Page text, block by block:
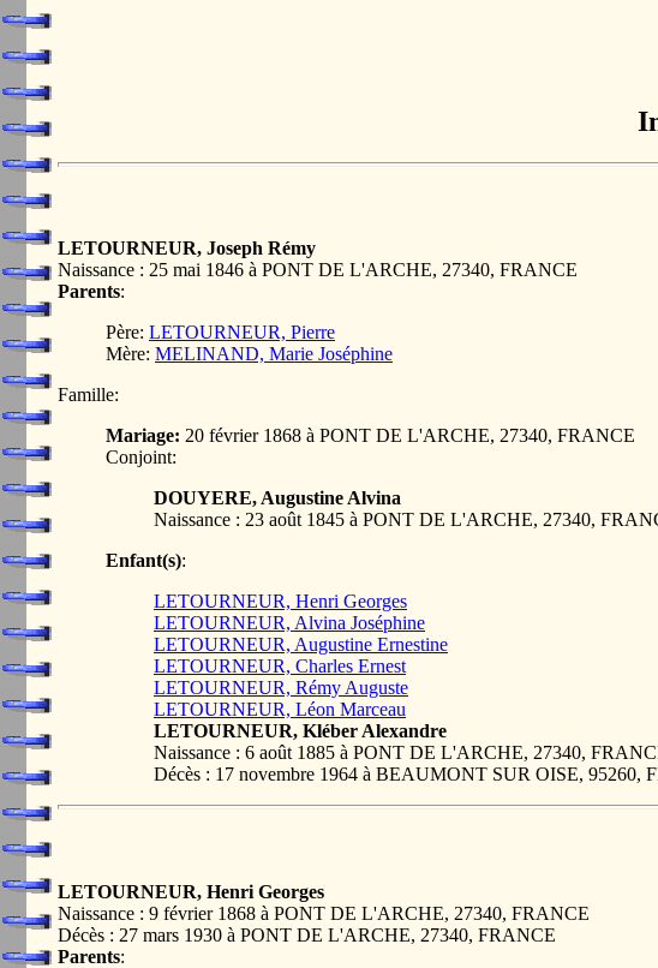
LETOURNEUR, Joseph Rémy
Naissance : 25 mai 1846 à PONT DE L'ARCHE, 27340, FRANCE
Parents:
Père: LETOURNEUR, Pierre
Mère: MELINAND, Marie Joséphine
Famille:
Mariage: 20 février 1868 à PONT DE L'ARCHE, 27340, FRANCE
Conjoint:
DOUYERE, Augustine Alvina
Naissance : 23 août 1845 à PONT DE L'ARCHE, 27340,
Enfant(s):
LETOURNEUR, Henri Georges
LETOURNEUR, Alvina Joséphine
LETOURNEUR, Augustine Ernestine
LETOURNEUR, Charles Ernest
LETOURNEUR, Rémy Auguste
LETOURNEUR, Léon Marceau
LETOURNEUR, Kléber Alexandre
Naissance : 6 août 1885 à PONT DE L'ARCHE, 27340,
Décès : 17 novembre 1964 à BEAUMONT SUR OISE, 95260,
LETOURNEUR, Henri Georges
Naissance : 9 février 1868 à PONT DE L'ARCHE, 27340, FRANCE
Décès : 27 mars 1930 à PONT DE L'ARCHE, 27340, FRANCE
Parents: